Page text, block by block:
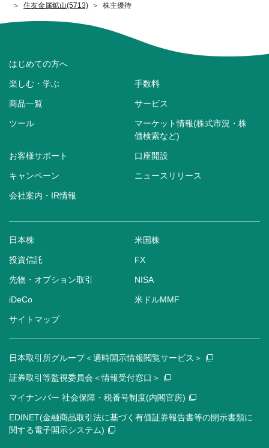
住友金属鉱山(5713)
株主優待
はじめての方へ
楽しむ・学ぶ 手数料
商品一覧 サービス
ツール
マーケット情報(株式市況・株
価検索など)
お客様サポート 口座開設
キャンペーン ニュースリリース
会社案内・IR情報
日本株 米国株
投資信託 FX
先物・オプション取引 NISA
iDeCo 米ドルMMF
サイトマップ
日本取引所グループ＜適時開示情報閲覧サービス＞
証券取引等監視委員会＜情報受付窓口＞
マイナンバー 社会保障・税番号制度(内閣官房)
EDINET(金融商品取引法に基づく有価証券報告書等の開示書類に
関する電子開示システム)